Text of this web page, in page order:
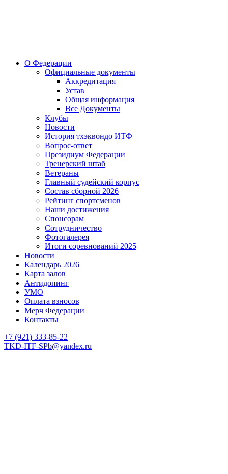
О Федерации
Официальные документы
Аккредитация
Устав
Общая информация
Все Документы
Клубы
Новости
История тхэквондо ИТФ
Вопрос-ответ
Президиум Федерации
Тренерский штаб
Ветераны
Главный судейский корпус
Состав сборной 2026
Рейтинг спортсменов
Наши достижения
Спонсорам
Сотрудничество
Фотогалерея
Итоги соревнований 2025
Новости
Календарь 2026
Карта залов
Антидопинг
УМО
Оплата взносов
Мерч Федерации
Контакты
+7 (921) 333-85-22
TKD-ITF-SPb@yandex.ru